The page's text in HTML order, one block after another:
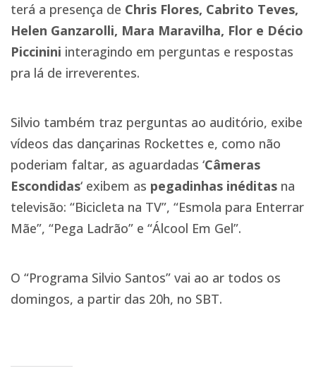
terá a presença de Chris Flores, Cabrito Teves,
Helen Ganzarolli, Mara Maravilha, Flor e Décio
Piccinini interagindo em perguntas e respostas
pra lá de irreverentes.
Silvio também traz perguntas ao auditório, exibe
vídeos das dançarinas Rockettes e, como não
poderiam faltar, as aguardadas ‘Câmeras
Escondidas‘ exibem as pegadinhas inéditas na
televisão: “Bicicleta na TV”, “Esmola para Enterrar
Mãe”, “Pega Ladrão” e “Álcool Em Gel”.
O “Programa Silvio Santos” vai ao ar todos os
domingos, a partir das 20h, no SBT.